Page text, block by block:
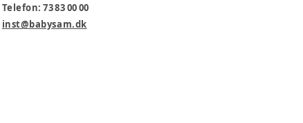
Telefon: 73 83 00 00
inst@babysam.dk